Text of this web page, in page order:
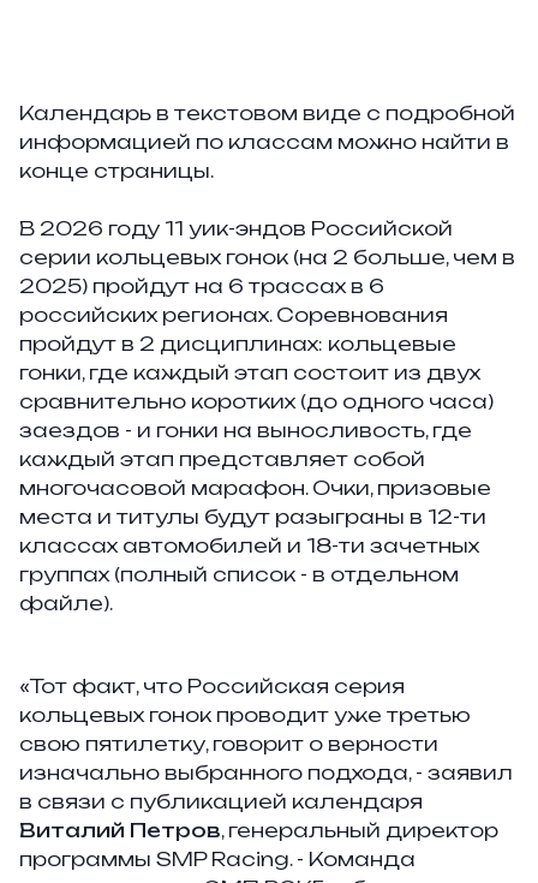
Календарь в текстовом виде с подробной
информацией по классам можно найти в
конце страницы.
В 2026 году 11 уик-эндов Российской
серии кольцевых гонок (на 2 больше, чем в
2025) пройдут на 6 трассах в 6
российских регионах. Соревнования
пройдут в 2 дисциплинах: кольцевые
гонки, где каждый этап состоит из двух
сравнительно коротких (до одного часа)
заездов - и гонки на выносливость, где
каждый этап представляет собой
многочасовой марафон. Очки, призовые
места и титулы будут разыграны в 12-ти
классах автомобилей и 18-ти зачетных
группах (полный список - в отдельном
файле).
«Тот факт, что Российская серия
кольцевых гонок проводит уже третью
свою пятилетку, говорит о верности
изначально выбранного подхода, - заявил
в связи с публикацией календаря
Виталий Петров, генеральный директор
программы SMP Racing. - Команда